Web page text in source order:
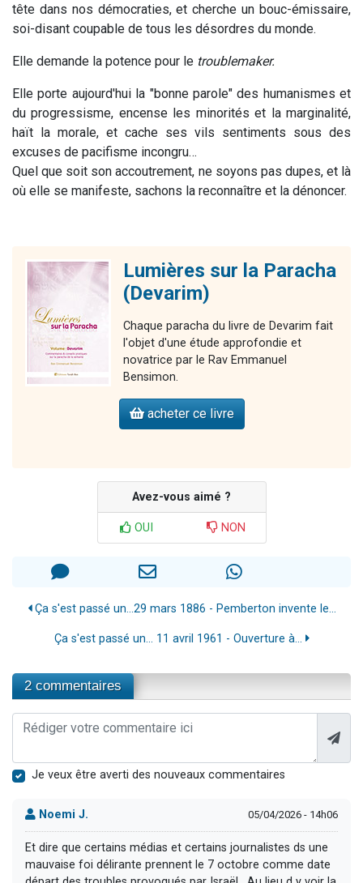
tête dans nos démocraties, et cherche un bouc-émissaire,
soi-disant coupable de tous les désordres du monde.
Elle demande la potence pour le troublemaker.
Elle porte aujourd'hui la "bonne parole" des humanismes et
du progressisme, encense les minorités et la marginalité,
haït la morale, et cache ses vils sentiments sous des
excuses de pacifisme incongru…
Quel que soit son accoutrement, ne soyons pas dupes, et là
où elle se manifeste, sachons la reconnaître et la dénoncer.
Lumières sur la Paracha
(Devarim)
Chaque paracha du livre de Devarim fait
l'objet d'une étude approfondie et
novatrice par le Rav Emmanuel
Bensimon.
acheter ce livre
Avez-vous aimé ?
OUI NON
Ça s'est passé un...29 mars 1886 - Pemberton invente le...
Ça s'est passé un... 11 avril 1961 - Ouverture à...
2 commentaires
Je veux être averti des nouveaux commentaires
Noemi J. 05/04/2026 - 14h06
Et dire que certains médias et certains journalistes ds une
mauvaise foi délirante prennent le 7 octobre comme date